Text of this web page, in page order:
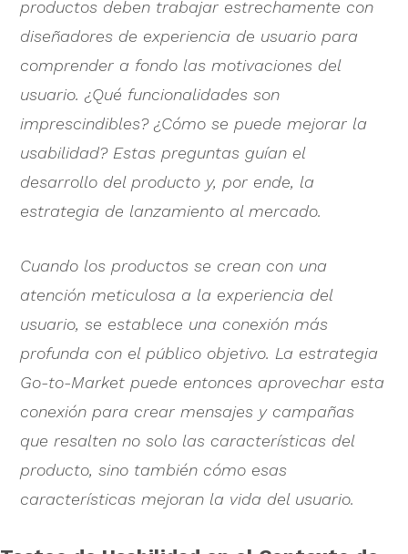
productos deben trabajar estrechamente con
diseñadores de experiencia de usuario para
comprender a fondo las motivaciones del
usuario. ¿Qué funcionalidades son
imprescindibles? ¿Cómo se puede mejorar la
usabilidad? Estas preguntas guían el
desarrollo del producto y, por ende, la
estrategia de lanzamiento al mercado.
Cuando los productos se crean con una
atención meticulosa a la experiencia del
usuario, se establece una conexión más
profunda con el público objetivo. La estrategia
Go-to-Market puede entonces aprovechar esta
conexión para crear mensajes y campañas
que resalten no solo las características del
producto, sino también cómo esas
características mejoran la vida del usuario.